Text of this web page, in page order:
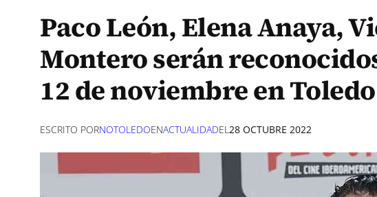
Paco León, Elena Anaya,
Montero serán
12 de noviembre en Toledo
ESCRITO PORNOTOLEDOENACTUALIDADEL28 OCTUBRE 2022